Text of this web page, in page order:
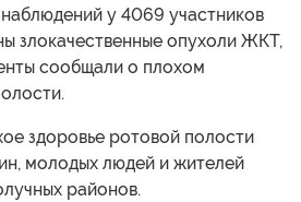
у 4069 участников
злокачественные опухоли ЖКТ,
сообщали о плохом
здоровье ротовой полости
молодых людей и жителей
районов.